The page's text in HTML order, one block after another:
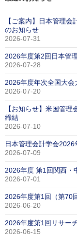
【ご案内】日本管理
のお知らせ
2026-07-31
2026年度第2回日本管
2026-07-28
2026年度年次全国大
2026-07-20
【お知らせ】米国管
締結
2026-07-10
日本管理会計学会
2026-07-09
2026年度 第1回関西・
2026-07-01
2026年度第1回（第70
2026-06-20
2026年度第1回リサー
2026-06-15